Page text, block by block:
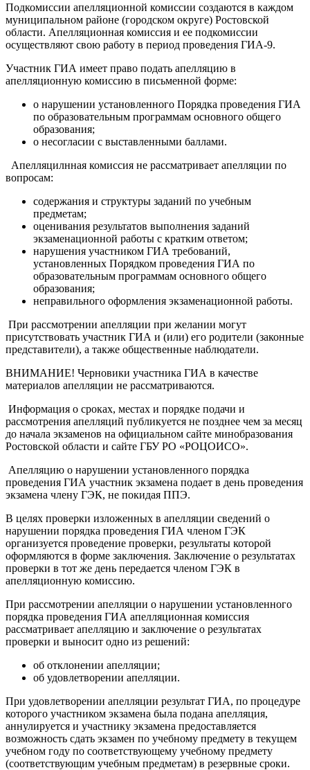
Подкомиссии апелляционной комиссии создаются в каждом
муниципальном районе (городском округе) Ростовской
области. Апелляционная комиссия и ее подкомиссии
осуществляют свою работу в период проведения ГИА-9.
Участник ГИА имеет право подать апелляцию в
апелляционную комиссию в письменной форме:
о нарушении установленного Порядка проведения ГИА
по образовательным программам основного общего
образования;
о несогласии с выставленными баллами.
Апелляцилнная комиссия не рассматривает апелляции по
вопросам:
содержания и структуры заданий по учебным
предметам;
оценивания результатов выполнения заданий
экзаменационной работы с кратким ответом;
нарушения участником ГИА требований,
установленных Порядком проведения ГИА по
образовательным программам основного общего
образования;
неправильного оформления экзаменационной работы.
При рассмотрении апелляции при желании могут
присутствовать участник ГИА и (или) его родители (законные
представители), а также общественные наблюдатели.
ВНИМАНИЕ! Черновики участника ГИА в качестве
материалов апелляции не рассматриваются.
Информация о сроках, местах и порядке подачи и
рассмотрения апелляций публикуется не позднее чем за месяц
до начала экзаменов на официальном сайте минобразования
Ростовской области и сайте ГБУ РО «РОЦОИСО».
Апелляцию о нарушении установленного порядка
проведения ГИА участник экзамена подает в день проведения
экзамена члену ГЭК, не покидая ППЭ.
В целях проверки изложенных в апелляции сведений о
нарушении порядка проведения ГИА членом ГЭК
организуется проведение проверки, результаты которой
оформляются в форме заключения. Заключение о результатах
проверки в тот же день передается членом ГЭК в
апелляционную комиссию.
При рассмотрении апелляции о нарушении установленного
порядка проведения ГИА апелляционная комиссия
рассматривает апелляцию и заключение о результатах
проверки и выносит одно из решений:
об отклонении апелляции;
об удовлетворении апелляции.
При удовлетворении апелляции результат ГИА, по процедуре
которого участником экзамена была подана апелляция,
аннулируется и участнику экзамена предоставляется
возможность сдать экзамен по учебному предмету в текущем
учебном году по соответствующему учебному предмету
(соответствующим учебным предметам) в резервные сроки.